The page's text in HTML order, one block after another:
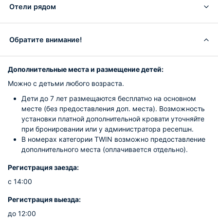
Отели рядом
Обратите внимание!
Дополнительные места и размещение детей:
Можно с детьми любого возраста.
Дети до 7 лет размещаются бесплатно на основном
месте (без предоставления доп. места). Возможность
установки платной дополнительной кровати уточняйте
при бронировании или у администратора ресепшн.
В номерах категории TWIN возможно предоставление
дополнительного места (оплачивается отдельно).
Регистрация заезда:
с 14:00
Регистрация выезда:
до 12:00